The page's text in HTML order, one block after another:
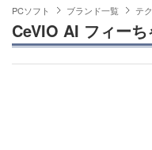
PCソフト ブランド一覧 テ
CeVIO AI フィー